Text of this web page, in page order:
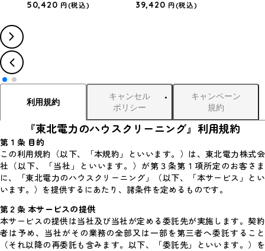
50,420 円(税込) 39,420 円(税込)
利用規約
キャンセル
ポリシー
キャンペーン
規約
『東北電力のハウスクリーニング』利用規約
第１条 目的
この利用規約（以下、「本規約」といいます。）は、東北電力株式会
社（以下、「当社」といいます。）が第３条第１項所定のお客さま
に、「東北電力のハウスクリーニング」（以下、「本サービス」とい
います。）を提供するにあたり、諸条件を定めるものです。
第２条 本サービスの提供
本サービスの提供は当社及び当社が定める委託先が実施します。契約
者は予め、当社がその業務の全部又は一部を第三者へ委託すること
（それ以降の再委託も含みます。以下、「委託先」といいます。）を